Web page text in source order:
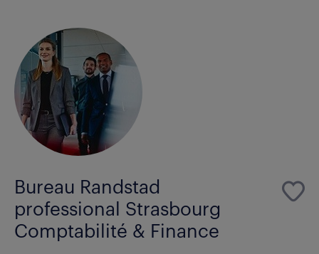
Bureau Randstad
professional Strasbourg
Comptabilité & Finance